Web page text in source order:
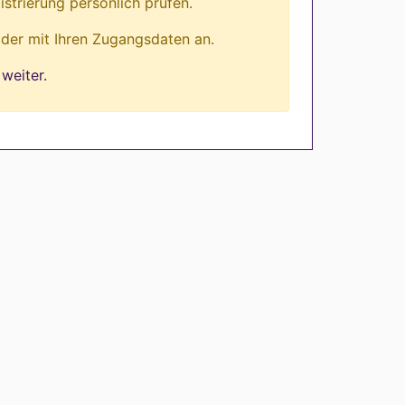
mit Ihren Zugangsdaten an.